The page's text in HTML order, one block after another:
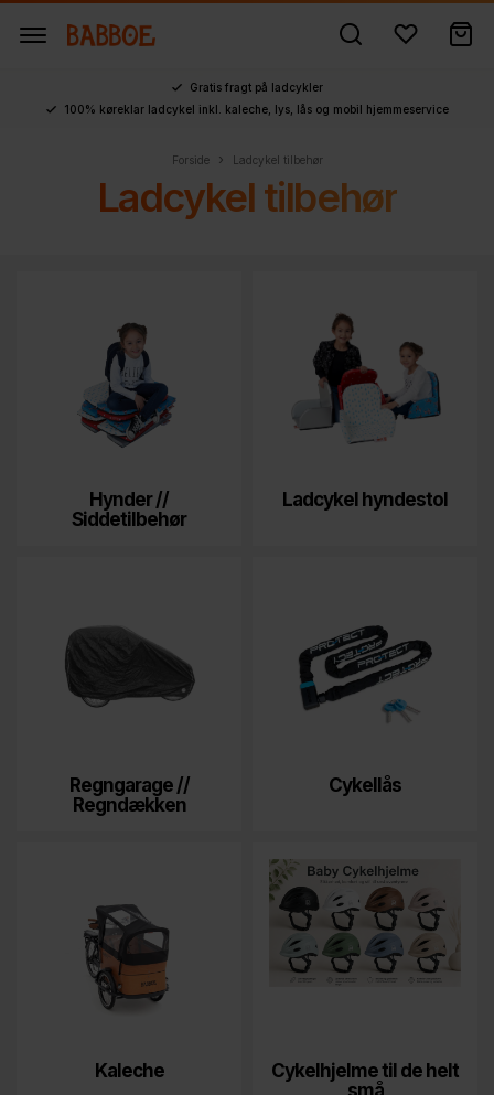
Gratis fragt på ladcykler
100% køreklar ladcykel inkl. kaleche, lys, lås og mobil hjemmeservice
Forside › Ladcykel tilbehør
Ladcykel tilbehør
Hynder //
Siddetilbehør
Ladcykel hyndestol
Regngarage //
Regndækken
Cykellås
Kaleche
Cykelhjelme til de helt
små